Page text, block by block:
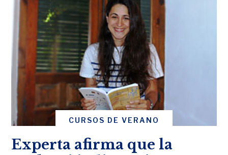
CURSOS DE VERANO
Experta afirma que la